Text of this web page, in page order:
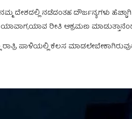
ದೇಶದಲ್ಲಿ ನಡೆದಂತಹ ದೌರ್ಜನ್ಯಗಳು
ಯಾವಾಗ,ಯಾವ ರೀತಿ ಆಕ್ರಮಣ
ಪಾಳಿಯಲ್ಲಿ ಕೆಲಸ